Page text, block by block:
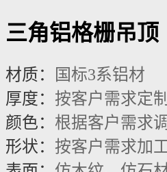
三角铝格栅吊顶
材质：
国标3系铝材
厚度： 按客户需求定制
颜色： 根据客户需求
形状： 按客户需求加